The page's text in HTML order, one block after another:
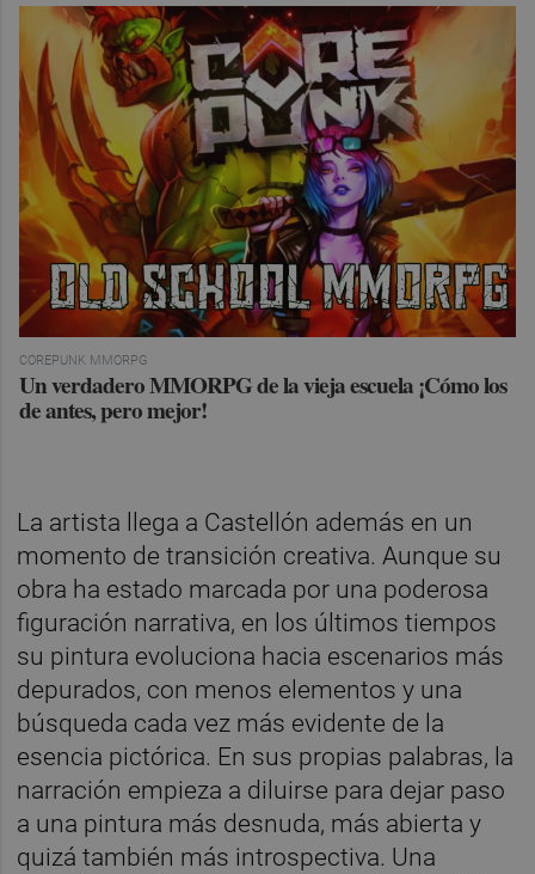
COREPUNK MMORPG
Un verdadero MMORPG de la vieja escuela ¡Cómo los
de antes, pero mejor!
La artista llega a Castellón además en un
momento de transición creativa. Aunque su
obra ha estado marcada por una poderosa
figuración narrativa, en los últimos tiempos
su pintura evoluciona hacia escenarios más
depurados, con menos elementos y una
búsqueda cada vez más evidente de la
esencia pictórica. En sus propias palabras, la
narración empieza a diluirse para dejar paso
a una pintura más desnuda, más abierta y
quizá también más introspectiva. Una